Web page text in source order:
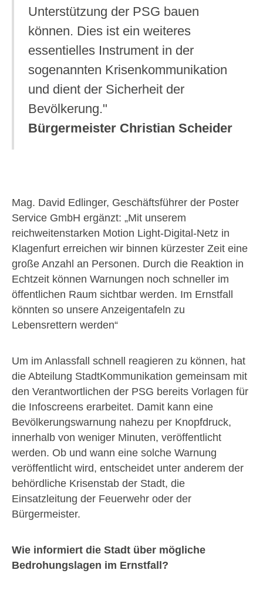
Unterstützung der PSG bauen
können. Dies ist ein weiteres
essentielles Instrument in der
sogenannten Krisenkommunikation
und dient der Sicherheit der
Bevölkerung."
Bürgermeister Christian Scheider
Mag. David Edlinger, Geschäftsführer der Poster
Service GmbH ergänzt: „Mit unserem
reichweitenstarken Motion Light-Digital-Netz in
Klagenfurt erreichen wir binnen kürzester Zeit eine
große Anzahl an Personen. Durch die Reaktion in
Echtzeit können Warnungen noch schneller im
öffentlichen Raum sichtbar werden. Im Ernstfall
könnten so unsere Anzeigentafeln zu
Lebensrettern werden“
Um im Anlassfall schnell reagieren zu können, hat
die Abteilung StadtKommunikation gemeinsam mit
den Verantwortlichen der PSG bereits Vorlagen für
die Infoscreens erarbeitet. Damit kann eine
Bevölkerungswarnung nahezu per Knopfdruck,
innerhalb von weniger Minuten, veröffentlicht
werden. Ob und wann eine solche Warnung
veröffentlicht wird, entscheidet unter anderem der
behördliche Krisenstab der Stadt, die
Einsatzleitung der Feuerwehr oder der
Bürgermeister.
Wie informiert die Stadt über mögliche
Bedrohungslagen im Ernstfall?